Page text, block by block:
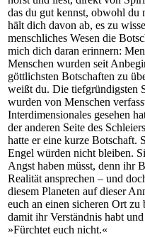
das du gut kennst, obwohl du
hält dich davon ab, es zu
menschliches Wesen die
mich dich daran erinnern:
Menschen wurden seit
göttlichsten Botschaften zu
weißt du. Die tiefgründigsten
wurden von Menschen
Interdimensionales gesehen
der anderen Seite des
hatte er eine kurze Botschaft.
Engel würden nicht bleiben.
Angst haben müsst, denn ihr
Realität ansprechen – und
diesem Planeten auf dieser
euch an einen sicheren Ort
damit ihr Verständnis habt
»Fürchtet euch nicht.«